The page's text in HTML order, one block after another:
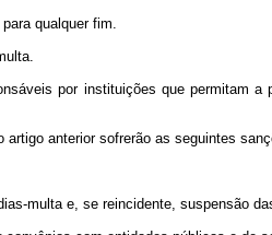
qualquer fim.
por instituições que permitam
anterior sofrerão as seguintes
multa e, se reincidente, suspensão